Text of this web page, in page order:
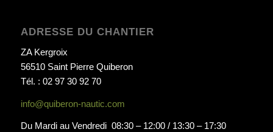
ADRESSE DU CHANTIER
ZA Kergroix
56510 Saint Pierre Quiberon
Tél. : 02 97 30 92 70
info@quiberon-nautic.com
Du Mardi au Vendredi 08:30 – 12:00 / 13:30 – 17:30